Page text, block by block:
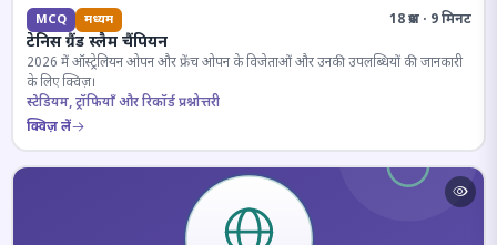
MCQ मध्यम 18 प्रश्न · 9 मिनट
टेनिस ग्रैंड स्लैम चैंपियन
2026 में ऑस्ट्रेलियन ओपन और फ्रेंच ओपन के विजेताओं और उनकी उपलब्धियों की जानकारी
के लिए क्विज़।
स्टेडियम, ट्रॉफियाँ और रिकॉर्ड प्रश्नोत्तरी
क्विज़ लें